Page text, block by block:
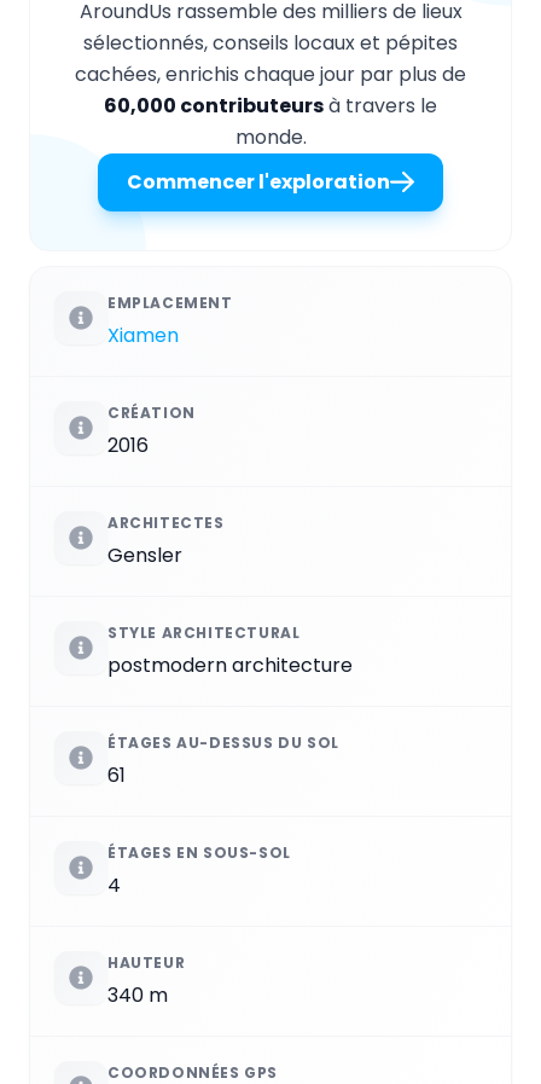
AroundUs rassemble des milliers de lieux
sélectionnés, conseils locaux et pépites
cachées, enrichis chaque jour par plus de
60,000 contributeursà travers le
monde.
Commencer l'exploration
EMPLACEMENT
Xiamen
CRÉATION
2016
ARCHITECTES
Gensler
STYLE ARCHITECTURAL
postmodern architecture
ÉTAGES AU-DESSUS DU SOL
61
ÉTAGES EN SOUS-SOL
4
HAUTEUR
340 m
COORDONNÉES GPS